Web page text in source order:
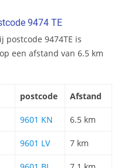
9474 TE
9474TE is
een afstand van 6.5 km
postcode Afstand
9601 KN 6.5 km
9601 LV 7 km